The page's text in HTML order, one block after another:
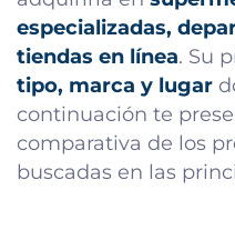
especializadas,
tiendas en línea. Su
tipo, marca y lugar
continuación te
comparativa de los
buscadas en las